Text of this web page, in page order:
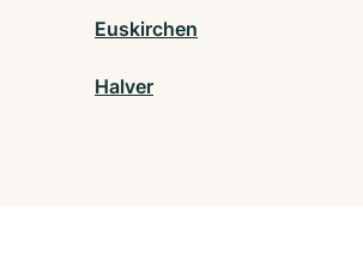
Euskirchen
Halver